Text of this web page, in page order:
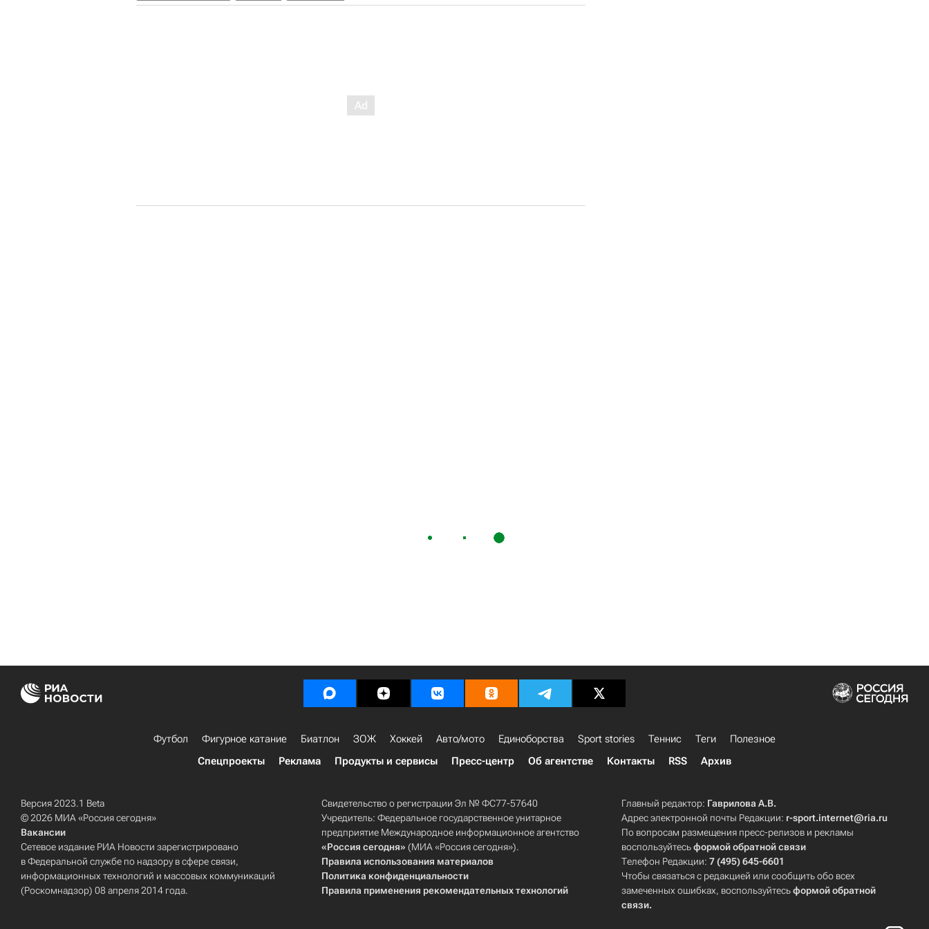
Футбол Фигурное катание Биатлон ЗОЖ Хоккей Авто/мото Единоборства Sport stories Теннис Теги
Полезное
Спецпроекты
Реклама Продукты и сервисы Пресс-центр Об агентстве Контакты RSS Архив
Версия 2023.1 Beta
© 2026 МИА «Россия сегодня»
Вакансии
Сетевое издание РИА Новости зарегистрировано
в Федеральной службе по надзору в сфере связи,
информационных технологий и массовых коммуникаций
(Роскомнадзор) 08 апреля 2014 года.
Свидетельство о регистрации Эл № ФС77-57640
Учредитель: Федеральное государственное унитарное
предприятие Международное информационное агентство
«Россия сегодня» (МИА «Россия сегодня»).
Правила использования материалов
Политика конфиденциальности
Правила применения рекомендательных технологий
Главный редактор: Гаврилова А.В.
Адрес электронной почты Редакции: r-sport.internet@ria.ru
По вопросам размещения пресс-релизов и рекламы
воспользуйтесьформой обратной связи
Телефон Редакции:7 (495) 645-6601
Чтобы связаться с редакцией или сообщить обо всех
замеченных ошибках, воспользуйтесьформой обратной
связи.